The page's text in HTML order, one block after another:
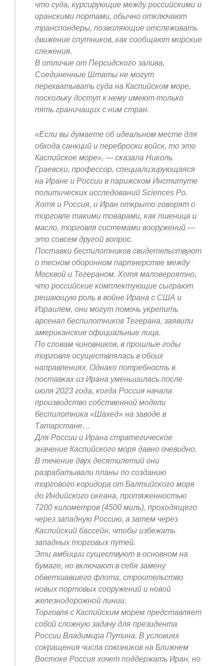
что суда, курсирующие между российскими и
иранскими портами, обычно отключают
транспондеры, позволяющие отслеживать
движение спутников, как сообщают морские
слежения.
В отличие от Персидского залива,
Соединенные Штаты не могут
перехватывать суда на Каспийском море,
поскольку доступ к нему имеют только
пять граничащих с ним стран.
«Если вы думаете об идеальном месте для
обхода санкций и переброски войск, то это
Каспийское море», — сказала Николь
Граевски, профессор, специализирующаяся
на Иране и России в парижском Институте
политических исследований Sciences Po.
Хотя и Россия, и Иран открыто говорят о
торговле такими товарами, как пшеница и
масло, торговля системами вооружений —
это совсем другой вопрос.
Поставки беспилотников свидетельствуют
о тесном оборонном партнерстве между
Москвой и Тегераном. Хотя маловероятно,
что российские комплектующие сыграют
решающую роль в войне Ирана с США и
Израилем, они могут помочь укрепить
арсенал беспилотников Тегерана, заявили
американские официальные лица.
По словам чиновников, в прошлые годы
торговля осуществлялась в обоих
направлениях. Однако потребность в
поставках из Ирана уменьшилась после
июля 2023 года, когда Россия начала
производство собственной модели
беспилотника «Шахед» на заводе в
Татарстане…
Для России и Ирана стратегическое
значение Каспийского моря давно очевидно.
В течение двух десятилетий они
разрабатывали планы по созданию
торгового коридора от Балтийского моря
до Индийского океана, протяженностью
7200 километров (4500 миль), проходящего
через западную Россию, а затем через
Каспийский бассейн, чтобы избежать
западных торговых путей.
Эти амбиции существуют в основном на
бумаге, но включают в себя замену
обветшавшего флота, строительство
новых портовых сооружений и новой
железнодорожной линии.
Торговля с Каспийским морем представляет
собой сложную задачу для президента
России Владимира Путина. В условиях
сокращения числа союзников на Ближнем
Востоке Россия хочет поддержать Иран, но